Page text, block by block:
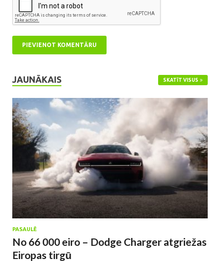
JAUNĀKAIS SKATĪT VISUS
PASAULĒ
No 66 000 eiro – Dodge Charger atgriežas
Eiropas tirgū